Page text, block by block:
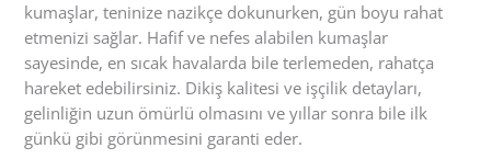
kumaşlar, teninize nazikçe dokunurken, gün boyu rahat
etmenizi sağlar. Hafif ve nefes alabilen kumaşlar
sayesinde, en sıcak havalarda bile terlemeden, rahatça
hareket edebilirsiniz. Dikiş kalitesi ve işçilik detayları,
gelinliğin uzun ömürlü olmasını ve yıllar sonra bile ilk
günkü gibi görünmesini garanti eder.